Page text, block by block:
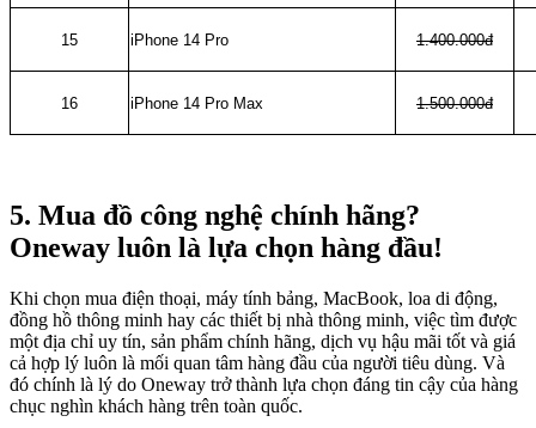
15 iPhone 14 Pro 1.400.000đ
16 iPhone 14 Pro Max 1.500.000đ
5. Mua đồ công nghệ chính hãng?
Oneway luôn là lựa chọn hàng đầu!
Khi chọn mua điện thoại, máy tính bảng, MacBook, loa di động,
đồng hồ thông minh hay các thiết bị nhà thông minh, việc tìm được
một địa chỉ uy tín, sản phẩm chính hãng, dịch vụ hậu mãi tốt và giá
cả hợp lý luôn là mối quan tâm hàng đầu của người tiêu dùng. Và
đó chính là lý do Oneway trở thành lựa chọn đáng tin cậy của hàng
chục nghìn khách hàng trên toàn quốc.